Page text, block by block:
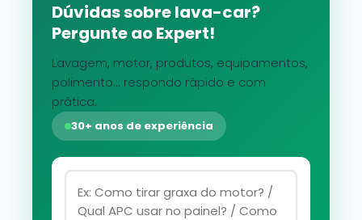
Dúvidas sobre lava-car?
Pergunte ao Expert!
Lavagem, motor, produtos, equipamentos,
polimento... respondo rápido e com
prática.
30+ anos de experiência